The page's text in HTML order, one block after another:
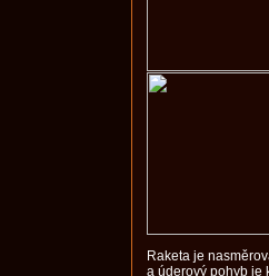
Raketa je
a úderový pohyb je